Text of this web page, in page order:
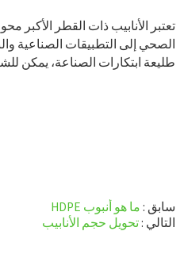
تعتبر الأنابيب ذات القطر الأكبر
الصحي إلى التطبيقات الصناعية
طليعة ابتكارات الصناعة، يمكن
سابق ما هو أنبوب HDPE
التالي تحويل حجم الأنابيب